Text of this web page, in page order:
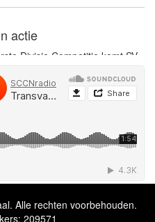
nederlaag Transvaal
de 4de keer van het seizoen
met 1 – 2 verloren. In de
1ste fluitsignaal behoorlijk
naar voren gespeeld waardoor
kwam. De 1ste kans
Alle rechten voorbehouden.
209571